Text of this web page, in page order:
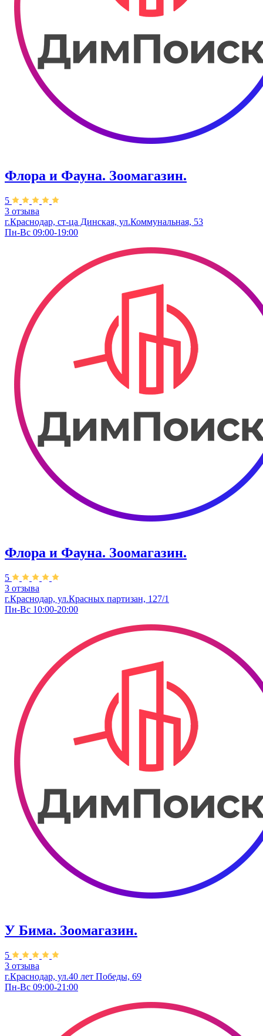
Флора и Фауна. Зоомагазин.
5
3 отзыва
г.Краснодар, ст-ца Динская, ул.Коммунальная, 53
Пн-Вс 09:00-19:00
Флора и Фауна. Зоомагазин.
5
3 отзыва
г.Краснодар, ул.Красных партизан, 127/1
Пн-Вс 10:00-20:00
У Бима. Зоомагазин.
5
3 отзыва
г.Краснодар, ул.40 лет Победы, 69
Пн-Вс 09:00-21:00